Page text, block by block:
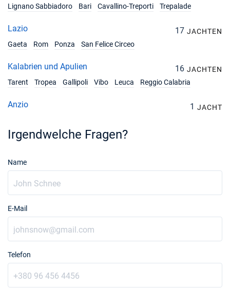
Lignano Sabbiadoro
Bari Cavallino-Treporti Trepalade
Lazio 17 JACHTEN
Gaeta
Rom Ponza San Felice Circeo
Kalabrien und Apulien 16 JACHTEN
Tarent
Tropea Gallipoli Vibo Leuca Reggio Calabria
Anzio 1 JACHT
Irgendwelche Fragen?
Name
E-Mail
Telefon